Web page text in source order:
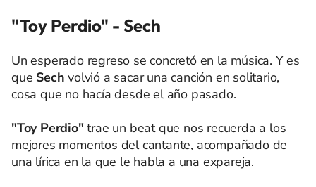
"Toy Perdio" - Sech
Un esperado regreso se concretó en la música. Y es
que Sech volvió a sacar una canción en solitario,
cosa que no hacía desde el año pasado.
"Toy Perdio" trae un beat que nos recuerda a los
mejores momentos del cantante, acompañado de
una lírica en la que le habla a una expareja.